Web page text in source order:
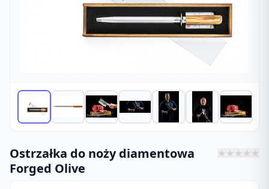
Ostrzałka do noży diamentowa
Forged Olive
★★★★★